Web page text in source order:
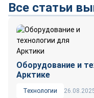
Все статьи
Оборудование и
Арктике
Технологии